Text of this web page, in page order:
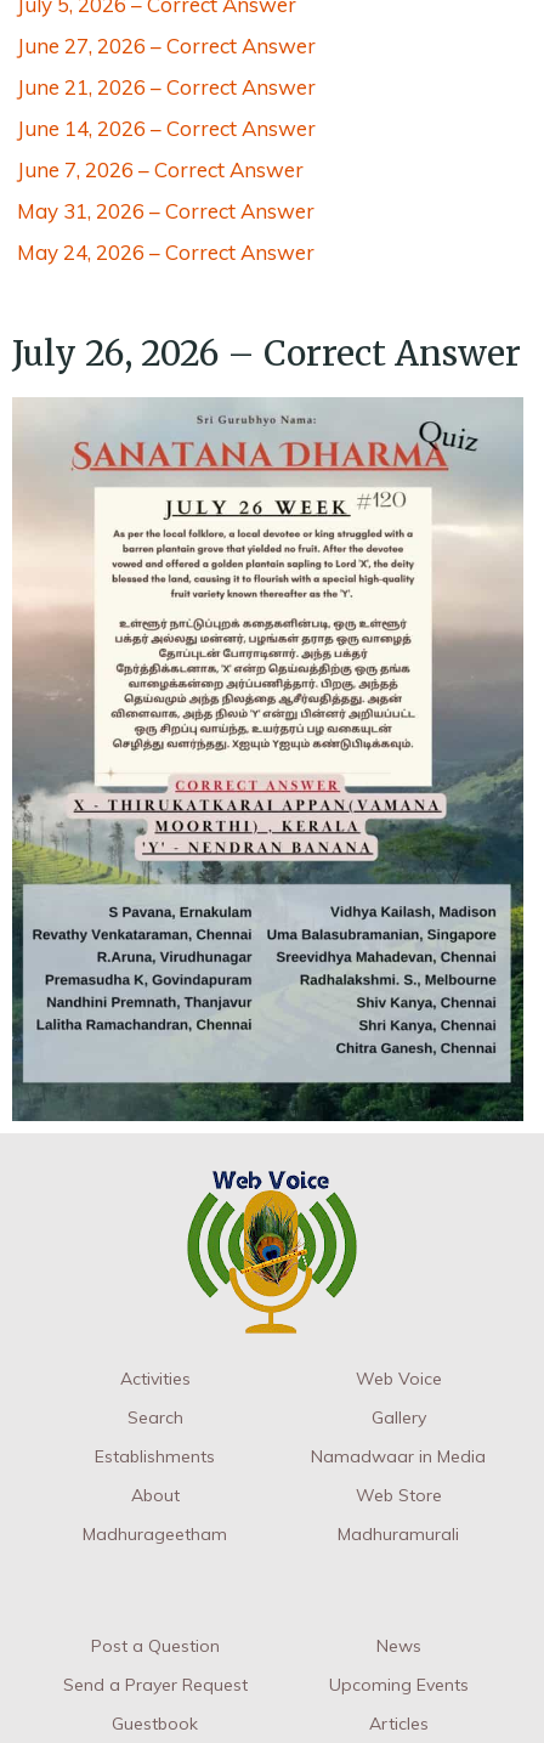
June 27, 2026 – Correct Answer
June 21, 2026 – Correct Answer
June 14, 2026 – Correct Answer
June 7, 2026 – Correct Answer
May 31, 2026 – Correct Answer
May 24, 2026 – Correct Answer
July 26, 2026 – Correct Answer
Activities
Search
Establishments
About
Madhurageetham
Web Voice
Gallery
Namadwaar in Media
Web Store
Madhuramurali
Post a Question
Send a Prayer Request
Guestbook
News
Upcoming Events
Articles